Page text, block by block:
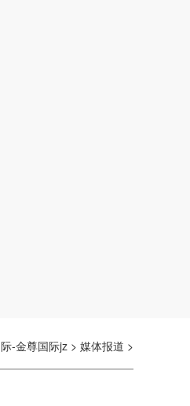
-金尊国际jz > 媒体报道 >